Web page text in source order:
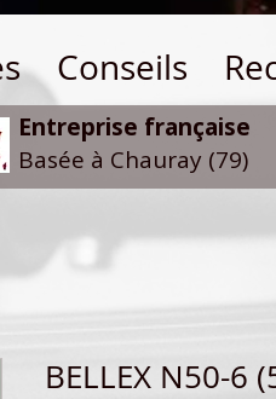
Conseils
Entreprise française
Basée à Chauray (79)
BELLEX N50-6